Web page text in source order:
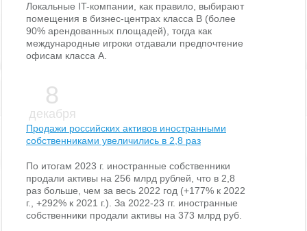
Локальные IT-компании, как правило, выбирают
помещения в бизнес-центрах класса В (более
90% арендованных площадей), тогда как
международные игроки отдавали предпочтение
офисам класса А.
8
декабря
Продажи российских активов иностранными
собственниками увеличились в 2,8 раз
По итогам 2023 г. иностранные собственники
продали активы на 256 млрд рублей, что в 2,8
раз больше, чем за весь 2022 год (+177% к 2022
г., +292% к 2021 г.). За 2022-23 гг. иностранные
собственники продали активы на 373 млрд руб.